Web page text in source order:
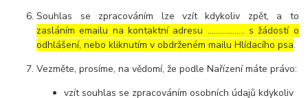
Souhlas se zpracováním lze vzít kdykoliv zpět, a to
zasláním emailu na kontaktní adresu ..……………. s žádostí o
odhlášení, nebo kliknutím v obdrženém mailu Hlídacího psa.
Vezměte, prosíme, na vědomí, že podle Nařízení máte právo:
vzít souhlas se zpracováním osobních údajů kdykoliv